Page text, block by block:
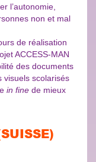
l’autonomie,
non et mal
de réalisation
ACCESS-MAN
des documents
visuels scolarisés
in fine de mieux